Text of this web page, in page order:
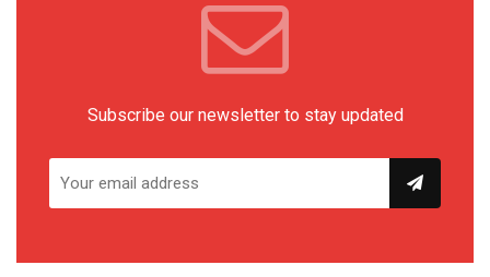
Subscribe our newsletter to stay updated